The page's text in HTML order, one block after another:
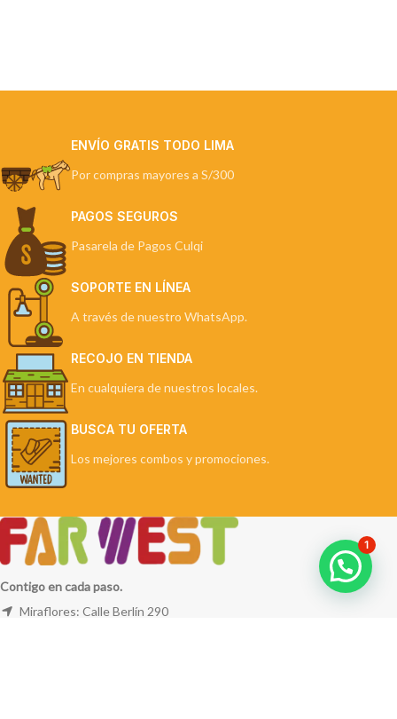
ENVÍO GRATIS TODO LIMA
Por compras mayores a S/300
PAGOS SEGUROS
Pasarela de Pagos Culqi
SOPORTE EN LÍNEA
A través de nuestro WhatsApp.
RECOJO EN TIENDA
En cualquiera de nuestros locales.
BUSCA TU OFERTA
Los mejores combos y promociones.
Contigo en cada paso.
Miraflores: Calle Berlín 290
1